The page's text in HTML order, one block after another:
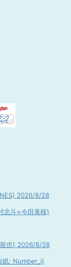
2026/8/28
北斗×今田美桜)
龍也) 2026/8/28
紙: Number_i)